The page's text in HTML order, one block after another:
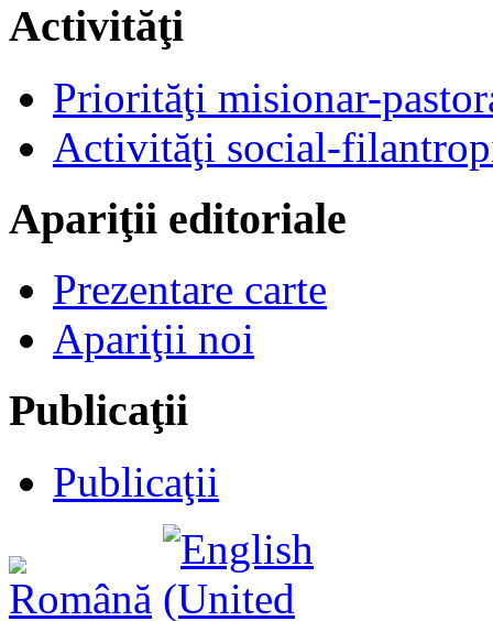
Activităţi
Priorităţi misionar-
Activităţi social-
Apariţii editoriale
Prezentare carte
Apariţii noi
Publicaţii
Publicaţii